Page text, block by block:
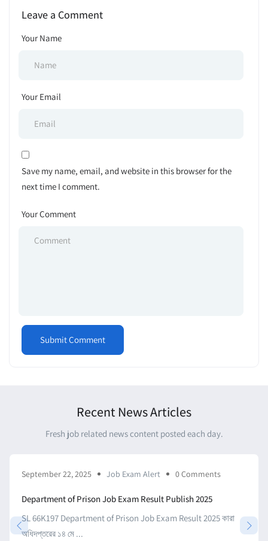
Leave a Comment
Your Name
Your Email
Save my name, email, and website in this browser for the
next time I comment.
Your Comment
Recent News Articles
Fresh job related news content posted each day.
September 22, 2025 Job Exam Alert 0 Comments
Department of Prison Job Exam Result Publish 2025
SL 66K197 Department of Prison Job Exam Result 2025 কারা
অধিদপ্তরের ১৪ মে ...